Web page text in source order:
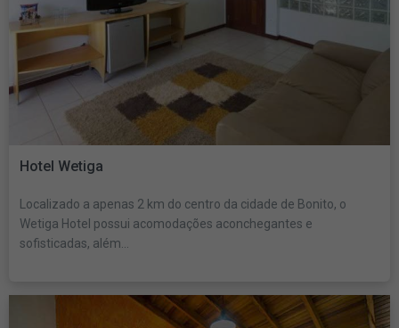
Hotel Wetiga
Localizado a apenas 2 km do centro da cidade de Bonito, o
Wetiga Hotel possui acomodações aconchegantes e
sofisticadas, além...